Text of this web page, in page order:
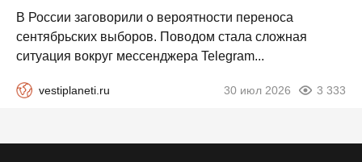
В России заговорили о вероятности переноса
сентябрьских выборов. Поводом стала сложная
ситуация вокруг мессенджера Telegram...
vestiplaneti.ru 30 июл 2026 3 333